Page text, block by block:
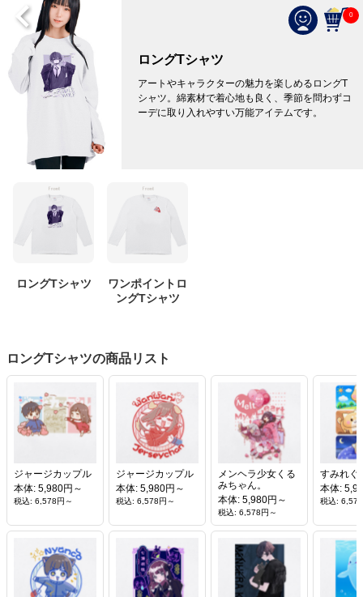
0
ロングTシャツ
アートやキャラクターの魅力を楽しめるロングT
シャツ。綿素材で着心地も良く、季節を問わずコ
ーデに取り入れやすい万能アイテムです。
ロングTシャツ
ワンポイントロ
ングTシャツ
ロングTシャツの商品リスト
ジャージカップル
本体: 5,980円～
税込: 6,578円～
ジャージカップル
本体: 5,980円～
税込: 6,578円～
メンヘラ少女くる
みちゃん。
本体: 5,980円～
税込: 6,578円～
すみれぐ
本体:
税込: